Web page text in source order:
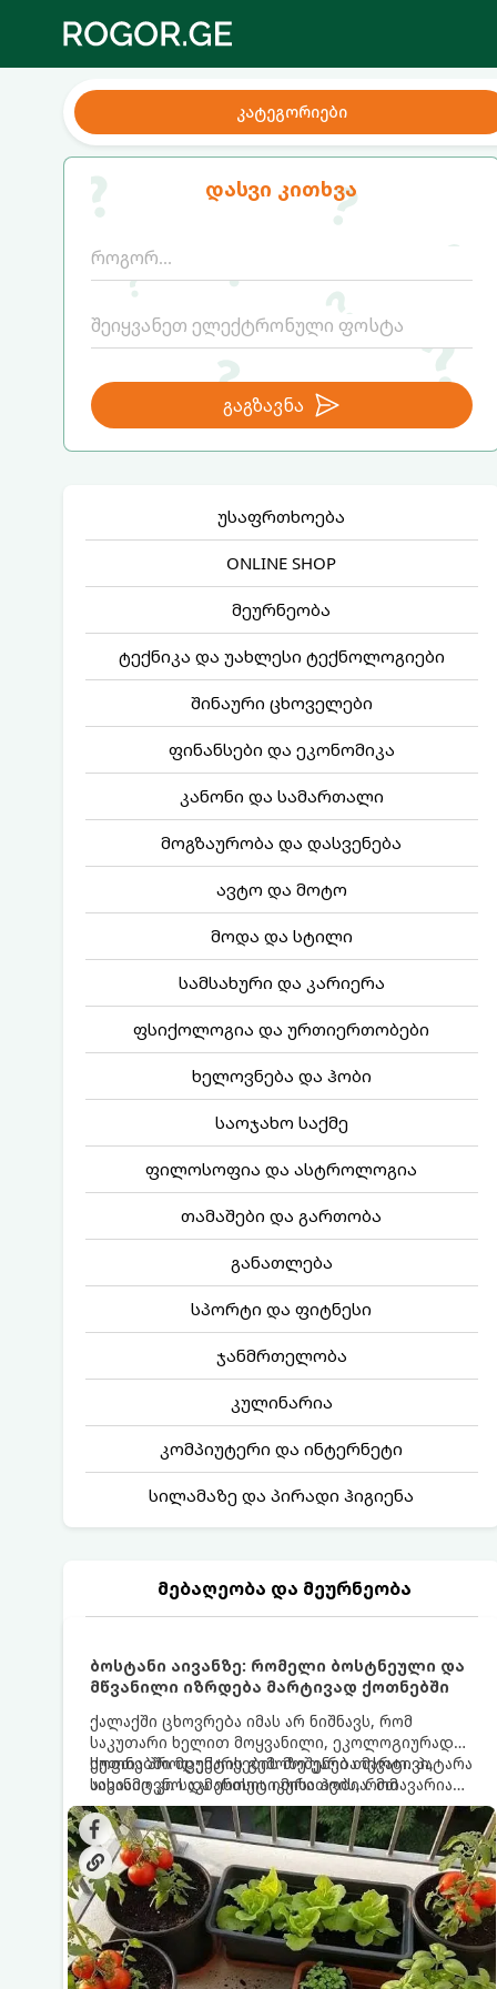
კატეგორიები
დასვი კითხვა
გაგზავნა
უსაფრთხოება
ONLINE SHOP
მეურნეობა
ტექნიკა და უახლესი ტექნოლოგიები
შინაური ცხოველები
ფინანსები და ეკონომიკა
კანონი და სამართალი
მოგზაურობა და დასვენება
ავტო და მოტო
მოდა და სტილი
სამსახური და კარიერა
ფსიქოლოგია და ურთიერთობები
ხელოვნება და ჰობი
საოჯახო საქმე
ფილოსოფია და ასტროლოგია
თამაშები და გართობა
განათლება
სპორტი და ფიტნესი
ჯანმრთელობა
კულინარია
კომპიუტერი და ინტერნეტი
სილამაზე და პირადი ჰიგიენა
მებაღეობა და მეურნეობა
ბოსტანი აივანზე: რომელი ბოსტნეული და
მწვანილი იზრდება მარტივად ქოთნებში
ქალაქში ცხოვრება იმას არ ნიშნავს, რომ
საკუთარი ხელით მოყვანილი, ეკოლოგიურად
სუფთა პროდუქტის გემოზე უარი თქვათ. პატარა
აივანიც კი საკმარისია იმისათვის, რომ
მოიწყოთ მინი-ბოსტანი, საიდანაც
ყოველდღიურად ახალ, არომატულ მწვანილსა
და ბოსტნეულს მოკრეფთ.
ქოთნებში მცენარეების მოშენება მარტივი,
სასიამოვნო და ესთეტიკური ჰობია. მთავარია
იცოდეთ, რომელი კულტურები ეგუებიან
ქოთნის პირობებს ყველაზე კარგად და როგორ
მოუაროთ მათ სწორად.